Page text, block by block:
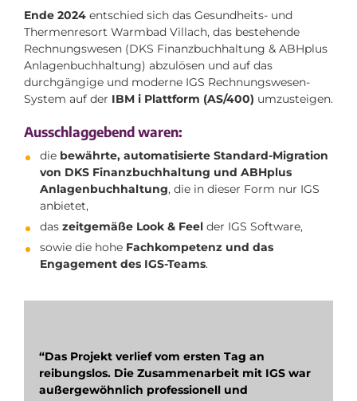
Ende 2024 entschied sich das Gesundheits- und
Thermenresort Warmbad Villach, das bestehende
Rechnungswesen (DKS Finanzbuchhaltung & ABHplus
Anlagenbuchhaltung) abzulösen und auf das
durchgängige und moderne IGS Rechnungswesen-
System auf der IBM i Plattform (AS/400) umzusteigen.
Ausschlaggebend waren:
die bewährte, automatisierte Standard-Migration
von DKS Finanzbuchhaltung und ABHplus
Anlagenbuchhaltung, die in dieser Form nur IGS
anbietet,
das zeitgemäße Look & Feel der IGS Software,
sowie die hohe Fachkompetenz und das
Engagement des IGS-Teams.
“Das Projekt verlief vom ersten Tag an
reibungslos. Die Zusammenarbeit mit IGS war
außergewöhnlich professionell und